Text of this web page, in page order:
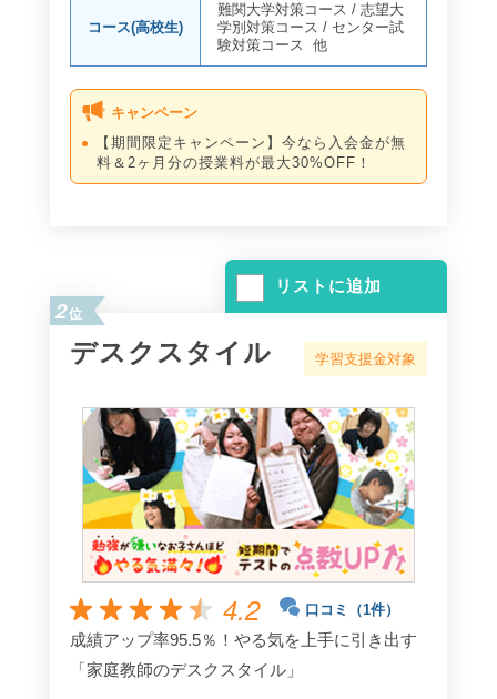
コース(高校生)
難関大学対策コース /志望大
学別対策コース /センター試
験対策コース 他
キャンペーン
【期間限定キャンペーン】今なら入会金が無
料＆2ヶ月分の授業料が最大30%OFF！
リストに追加
2位
デスクスタイル 学習支援金対象
4.2 口コミ（1件）
成績アップ率95.5％！やる気を上手に引き出す
「家庭教師のデスクスタイル」